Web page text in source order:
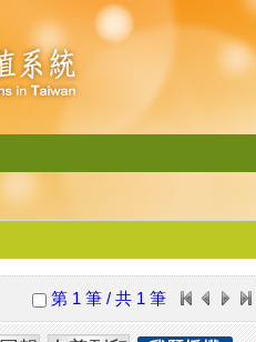
第 1 筆 / 共 1 筆